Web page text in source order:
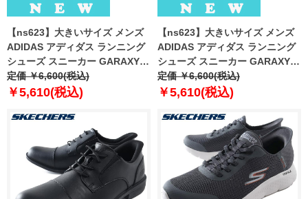
【ns623】大きいサイズ メンズ
ADIDAS アディダス ランニング
シューズ スニーカー GARAXY 7
EXTRA WIDE 春夏新作 jq7141
定価 ￥6,600(税込)
￥5,610(税込)
【ns623】大きいサイズ メンズ
ADIDAS アディダス ランニング
シューズ スニーカー GARAXY 7
EXTRA WIDE 春夏新作 jr9585
定価 ￥6,600(税込)
￥5,610(税込)